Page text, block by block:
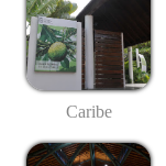
Caribe